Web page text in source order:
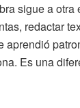
sigue a
redactar
aprendió
Es una